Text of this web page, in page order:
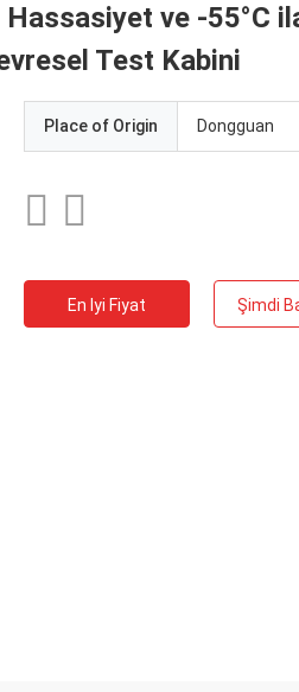
ve -55°C
Test Kabini
Place of Origin Dongguan
En Iyi Fiyat Şimdi